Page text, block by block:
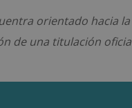
orientado hacia
de una titulación